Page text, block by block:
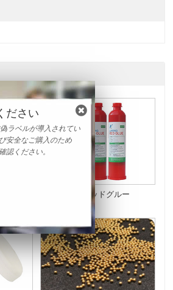
SMTレッドグルー
ださい
ラベルが導入されてい
安全なご購入のため
認ください。